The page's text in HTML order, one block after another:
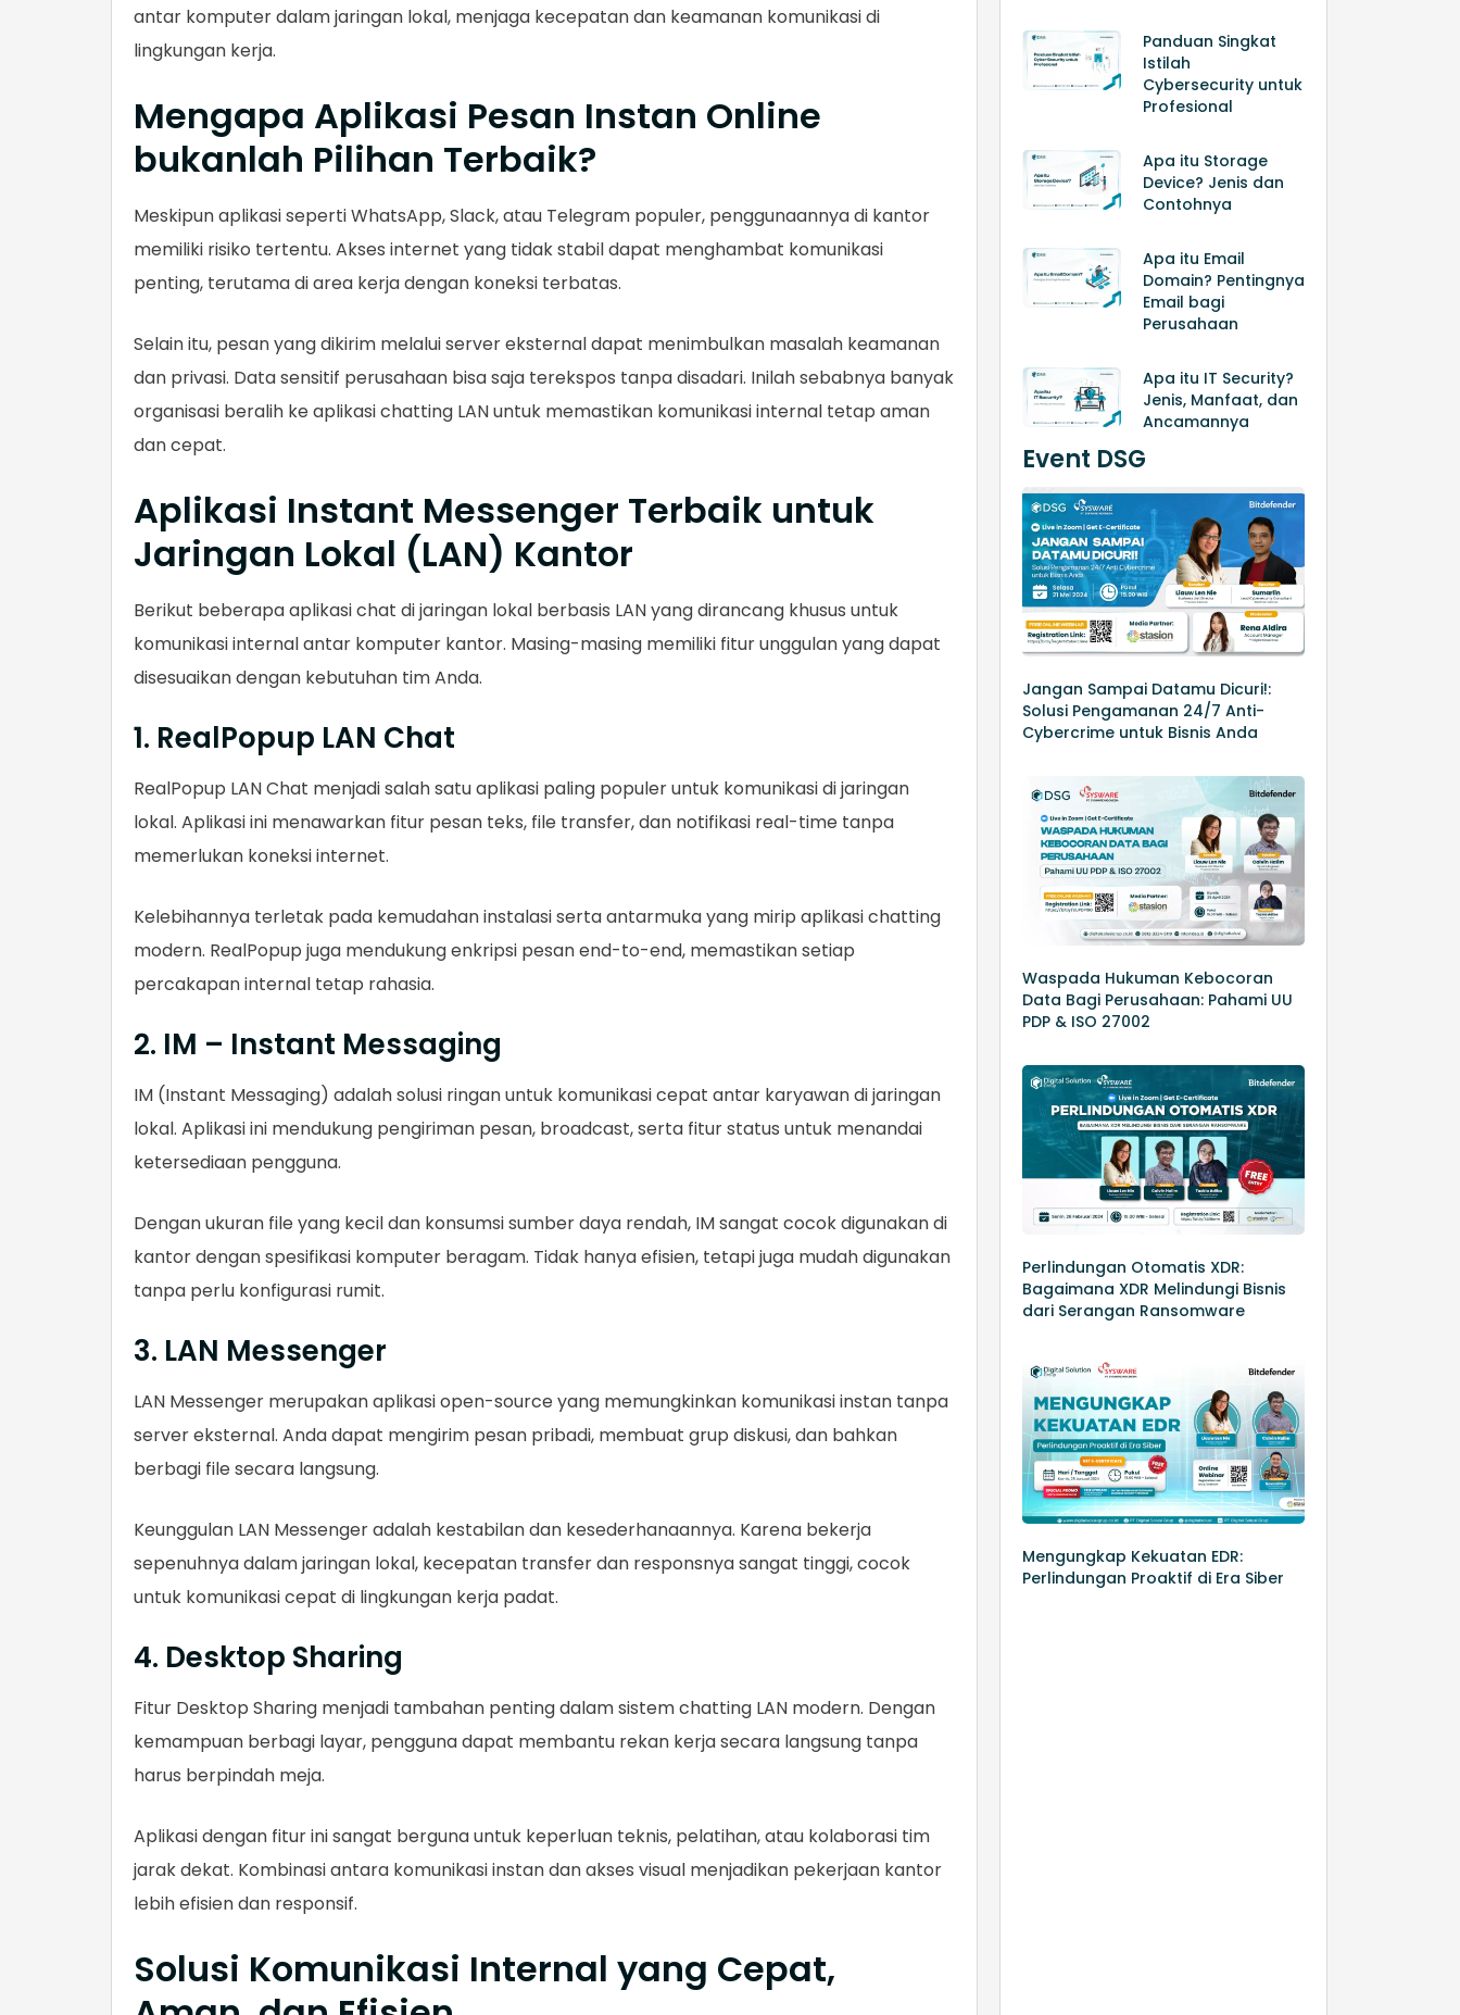
antar komputer dalam jaringan lokal, menjaga kecepatan dan keamanan komunikasi di
lingkungan kerja.
Mengapa Aplikasi Pesan Instan Online
bukanlah Pilihan Terbaik?
Meskipun aplikasi seperti WhatsApp, Slack, atau Telegram populer, penggunaannya di kantor
memiliki risiko tertentu. Akses internet yang tidak stabil dapat menghambat komunikasi
penting, terutama di area kerja dengan koneksi terbatas.
Selain itu, pesan yang dikirim melalui server eksternal dapat menimbulkan masalah keamanan
dan privasi. Data sensitif perusahaan bisa saja terekspos tanpa disadari. Inilah sebabnya banyak
organisasi beralih ke aplikasi chatting LAN untuk memastikan komunikasi internal tetap aman
dan cepat.
Aplikasi Instant Messenger Terbaik untuk
Jaringan Lokal (LAN) Kantor
Berikut beberapa aplikasi chat di jaringan lokal berbasis LAN yang dirancang khusus untuk
komunikasi internal antar komputer kantor. Masing-masing memiliki fitur unggulan yang dapat
disesuaikan dengan kebutuhan tim Anda.
1. RealPopup LAN Chat
RealPopup LAN Chat menjadi salah satu aplikasi paling populer untuk komunikasi di jaringan
lokal. Aplikasi ini menawarkan fitur pesan teks, file transfer, dan notifikasi real-time tanpa
memerlukan koneksi internet.
Kelebihannya terletak pada kemudahan instalasi serta antarmuka yang mirip aplikasi chatting
modern. RealPopup juga mendukung enkripsi pesan end-to-end, memastikan setiap
percakapan internal tetap rahasia.
2. IM – Instant Messaging
IM (Instant Messaging) adalah solusi ringan untuk komunikasi cepat antar karyawan di jaringan
lokal. Aplikasi ini mendukung pengiriman pesan, broadcast, serta fitur status untuk menandai
ketersediaan pengguna.
Dengan ukuran file yang kecil dan konsumsi sumber daya rendah, IM sangat cocok digunakan di
kantor dengan spesifikasi komputer beragam. Tidak hanya efisien, tetapi juga mudah digunakan
tanpa perlu konfigurasi rumit.
3. LAN Messenger
LAN Messenger merupakan aplikasi open-source yang memungkinkan komunikasi instan tanpa
server eksternal. Anda dapat mengirim pesan pribadi, membuat grup diskusi, dan bahkan
berbagi file secara langsung.
Keunggulan LAN Messenger adalah kestabilan dan kesederhanaannya. Karena bekerja
sepenuhnya dalam jaringan lokal, kecepatan transfer dan responsnya sangat tinggi, cocok
untuk komunikasi cepat di lingkungan kerja padat.
4. Desktop Sharing
Fitur Desktop Sharing menjadi tambahan penting dalam sistem chatting LAN modern. Dengan
kemampuan berbagi layar, pengguna dapat membantu rekan kerja secara langsung tanpa
harus berpindah meja.
Aplikasi dengan fitur ini sangat berguna untuk keperluan teknis, pelatihan, atau kolaborasi tim
jarak dekat. Kombinasi antara komunikasi instan dan akses visual menjadikan pekerjaan kantor
lebih efisien dan responsif.
Solusi Komunikasi Internal yang Cepat,
Panduan Singkat
Istilah
Cybersecurity untuk
Profesional
Apa itu Storage
Device? Jenis dan
Contohnya
Apa itu Email
Domain? Pentingnya
Email bagi
Perusahaan
Apa itu IT Security?
Jenis, Manfaat, dan
Ancamannya
Event DSG
Jangan Sampai Datamu Dicuri!:
Solusi Pengamanan 24/7 Anti-
Cybercrime untuk Bisnis Anda
Waspada Hukuman Kebocoran
Data Bagi Perusahaan: Pahami UU
PDP & ISO 27002
Perlindungan Otomatis XDR:
Bagaimana XDR Melindungi Bisnis
dari Serangan Ransomware
Mengungkap Kekuatan EDR:
Perlindungan Proaktif di Era Siber